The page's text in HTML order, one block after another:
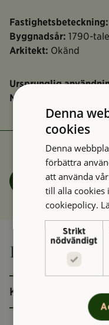
Fastighetsbeteckning:
Byggnadsår: 1790-
Arkitekt: Okänd
Ursprunglig
Nuvarande
Felanmälan
Kontakt
Denna
cookies
Denna
förbättra
att använda
till alla cookies
cookiepolicy.
Strikt
nödvändigt